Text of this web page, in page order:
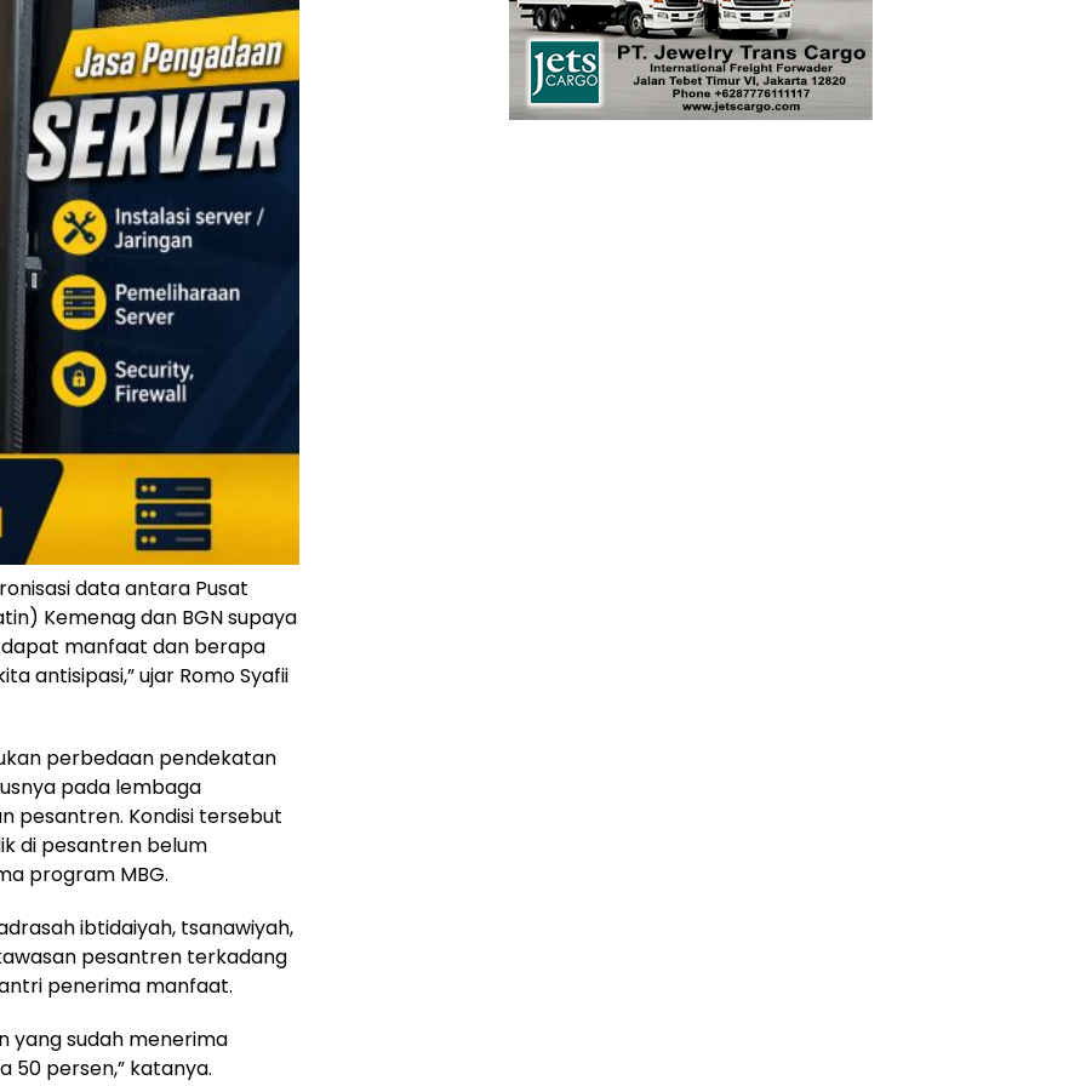
data antara Pusat
Kemenag dan BGN supaya
manfaat dan berapa
antisipasi,” ujar Romo Syafii
perbedaan pendekatan
pada lembaga
pesantren. Kondisi tersebut
di pesantren belum
program MBG.
ibtidaiyah, tsanawiyah,
pesantren terkadang
penerima manfaat.
yang sudah menerima
50 persen,” katanya.